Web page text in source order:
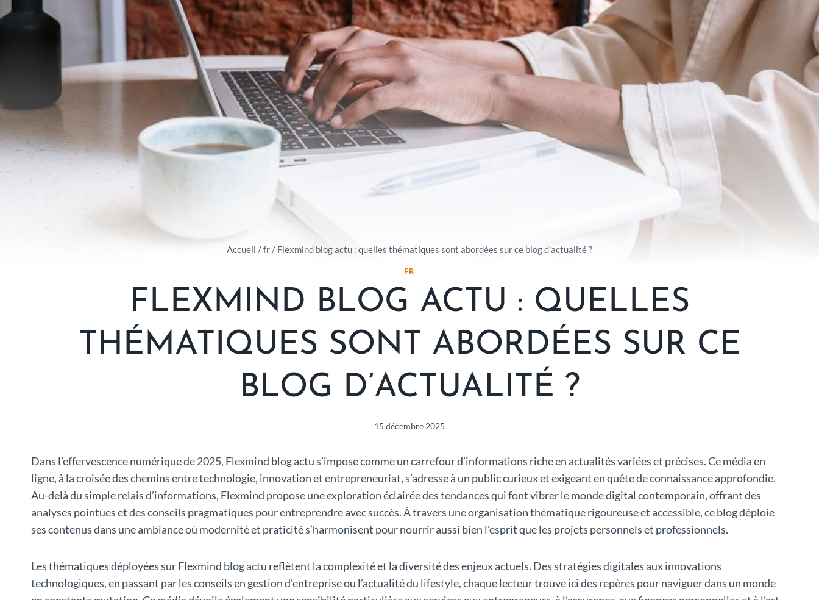
Accueil /fr / Flexmind blog actu : quelles thématiques sont abordées sur ce blog d’actualité ?
FR
FLEXMIND BLOG ACTU : QUELLES
THÉMATIQUES SONT ABORDÉES SUR CE
BLOG D’ACTUALITÉ ?
15 décembre 2025
Dans l’effervescence numérique de 2025, Flexmind blog actu s’impose comme un carrefour d’informations riche en actualités variées et précises. Ce média en
ligne, à la croisée des chemins entre technologie, innovation et entrepreneuriat, s’adresse à un public curieux et exigeant en quête de connaissance approfondie.
Au-delà du simple relais d’informations, Flexmind propose une exploration éclairée des tendances qui font vibrer le monde digital contemporain, offrant des
analyses pointues et des conseils pragmatiques pour entreprendre avec succès. À travers une organisation thématique rigoureuse et accessible, ce blog déploie
ses contenus dans une ambiance où modernité et praticité s’harmonisent pour nourrir aussi bien l’esprit que les projets personnels et professionnels.
Les thématiques déployées sur Flexmind blog actu reflètent la complexité et la diversité des enjeux actuels. Des stratégies digitales aux innovations
technologiques, en passant par les conseils en gestion d’entreprise ou l’actualité du lifestyle, chaque lecteur trouve ici des repères pour naviguer dans un monde